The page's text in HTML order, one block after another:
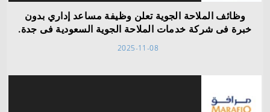
وظائف الملاحة الجوية تعلن وظيفة مساعد إداري بدون
خبرة فى شركة خدمات الملاحة الجوية السعودية فى جدة.
2025-11-08